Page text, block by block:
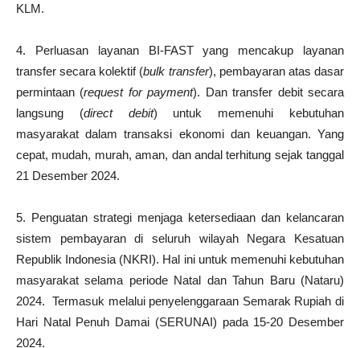
KLM.
4. Perluasan layanan BI-FAST yang mencakup layanan
transfer secara kolektif (bulk transfer), pembayaran atas dasar
permintaan (request for payment). Dan transfer debit secara
langsung (direct debit) untuk memenuhi kebutuhan
masyarakat dalam transaksi ekonomi dan keuangan. Yang
cepat, mudah, murah, aman, dan andal terhitung sejak tanggal
21 Desember 2024.
5. Penguatan strategi menjaga ketersediaan dan kelancaran
sistem pembayaran di seluruh wilayah Negara Kesatuan
Republik Indonesia (NKRI). Hal ini untuk memenuhi kebutuhan
masyarakat selama periode Natal dan Tahun Baru (Nataru)
2024. Termasuk melalui penyelenggaraan Semarak Rupiah di
Hari Natal Penuh Damai (SERUNAI) pada 15-20 Desember
2024.